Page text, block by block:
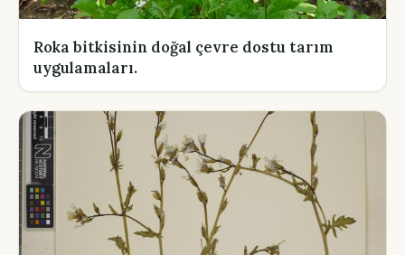
Roka bitkisinin doğal çevre dostu tarım
uygulamaları.